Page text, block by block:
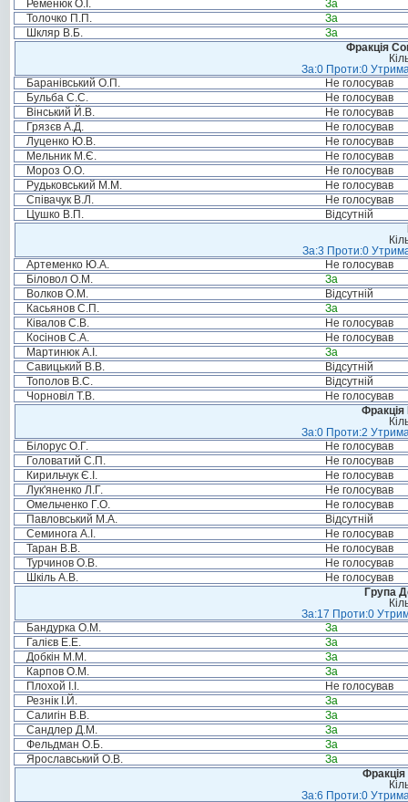
Ременюк О.І.
За
Толочко П.П.
За
Шкляр В.Б.
За
Фракція
За:0 Проти:0
Баранівський О.П.
Не голосував
Бульба С.С.
Не голосував
Вінський Й.В.
Не голосував
Грязєв А.Д.
Не голосував
Луценко Ю.В.
Не голосував
Мельник М.Є.
Не голосував
Мороз О.О.
Не голосував
Рудьковський М.М.
Не голосував
Співачук В.Л.
Не голосував
Цушко В.П.
Відсутній
За:3 Проти:0
Артеменко Ю.А.
Не голосував
Біловол О.М.
За
Волков О.М.
Відсутній
Касьянов С.П.
За
Ківалов С.В.
Не голосував
Косінов С.А.
Не голосував
Мартинюк А.І.
За
Савицький В.В.
Відсутній
Тополов В.С.
Відсутній
Чорновіл Т.В.
Не голосував
За:0 Проти:2
Білорус О.Г.
Не голосував
Головатий С.П.
Не голосував
Кирильчук Є.І.
Не голосував
Лук'яненко Л.Г.
Не голосував
Омельченко Г.О.
Не голосував
Павловський М.А.
Відсутній
Семинога А.І.
Не голосував
Таран В.В.
Не голосував
Турчинов О.В.
Не голосував
Шкіль А.В.
Не голосував
Група
За:17 Проти:0
Бандурка О.М.
За
Галієв Е.Е.
За
Добкін М.М.
За
Карпов О.М.
За
Плохой І.І.
Не голосував
Резнік І.Й.
За
Салигін В.В.
За
Сандлер Д.М.
За
Фельдман О.Б.
За
Ярославський О.В.
За
Фракція
За:6 Проти:0